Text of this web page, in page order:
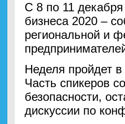
С 8 по 11
бизнеса 2020 –
региональной и
Неделя пройдет
Часть спикеров
безопасности,
дискуссии по